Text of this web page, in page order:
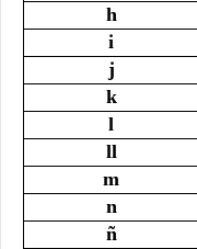
h
i
j
k
l
ll
m
n
ñ